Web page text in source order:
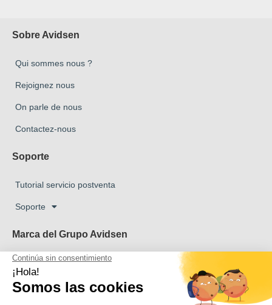
Sobre Avidsen
Qui sommes nous ?
Rejoignez nous
On parle de nous
Contactez-nous
Soporte
Tutorial servicio postventa
Soporte
Marca del Grupo Avidsen
Marca Avidsen
Marca Extel